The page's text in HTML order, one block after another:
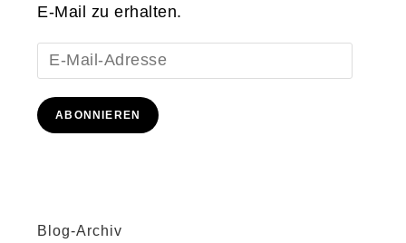
E-Mail zu erhalten.
E-
Mail-
Adresse
ABONNIEREN
Blog-Archiv